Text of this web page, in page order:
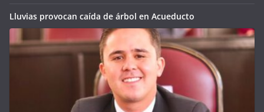
Lluvias provocan caída de árbol en Acueducto